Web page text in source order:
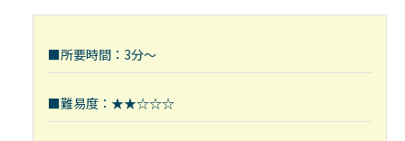
■所要時間：3分～
■難易度：★★☆☆☆